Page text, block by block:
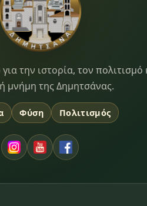
την ιστορία, τον πολιτισμό
μνήμη της Δημητσάνας.
Φύση Πολιτισμός